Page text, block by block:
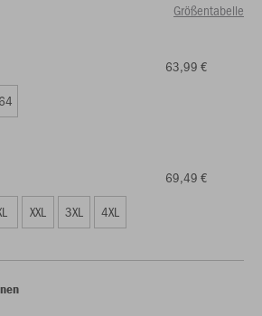
Größentabelle
63,99 €
69,49 €
XXL 3XL 4XL